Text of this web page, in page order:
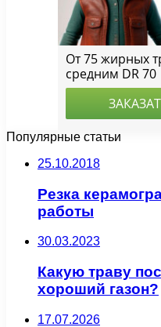
Популярные статьи
25.10.2018
Резка
работы
30.03.2023
Какую траву
хороший газон?
17.07.2026